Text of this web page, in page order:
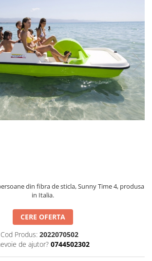
din fibra de sticla, Sunny Time 4, produsa
in Italia.
CERE OFERTA
Cod Produs: 2022070502
de ajutor? 0744502302